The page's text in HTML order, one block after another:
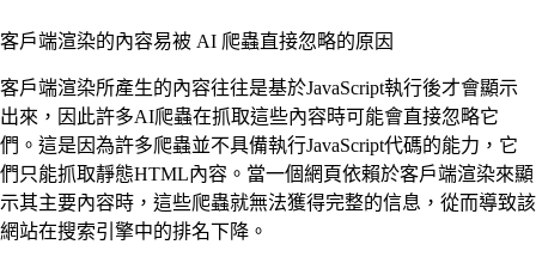
客戶端渲染的內容易被 AI 爬蟲直接忽略的原因
客戶端渲染所產生的內容往往是基於JavaScript執行後才會顯示
出來，因此許多AI爬蟲在抓取這些內容時可能會直接忽略它
們。這是因為許多爬蟲並不具備執行JavaScript代碼的能力，它
們只能抓取靜態HTML內容。當一個網頁依賴於客戶端渲染來顯
示其主要內容時，這些爬蟲就無法獲得完整的信息，從而導致該
網站在搜索引擎中的排名下降。